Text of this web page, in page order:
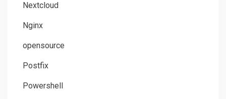
Nextcloud
Nginx
opensource
Postfix
Powershell